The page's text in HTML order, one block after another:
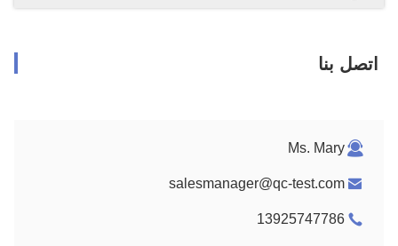
اتصل بنا
Ms. Mary
salesmanager@qc-test.com
13925747786